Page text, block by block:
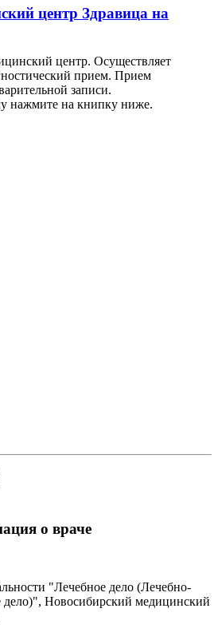
центр Здравица на
центр. Осуществляет
прием. Прием
записи.
нажмите на книпку ниже.
о враче
"Лечебное дело (Лечебно-
дело)", Новосибирский медицинский